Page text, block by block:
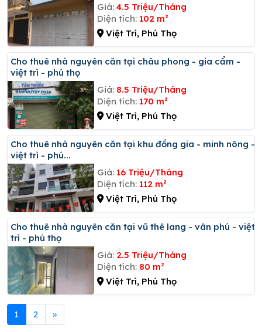
Giá: 4.5 Triệu/Tháng
Diện tích: 102 m²
Việt Trì, Phú Thọ
Cho thuê nhà nguyên căn tại châu phong - gia cẩm -
việt trì - phú thọ
Giá: 8.5 Triệu/Tháng
Diện tích: 170 m²
Việt Trì, Phú Thọ
Cho thuê nhà nguyên căn tại khu đồng gia - minh nông -
việt trì - phú...
Giá: 16 Triệu/Tháng
Diện tích: 112 m²
Việt Trì, Phú Thọ
Cho thuê nhà nguyên căn tại vũ thê lang - vân phú - việt
trì - phú thọ
Giá: 2.5 Triệu/Tháng
Diện tích: 80 m²
Việt Trì, Phú Thọ
1 2 »